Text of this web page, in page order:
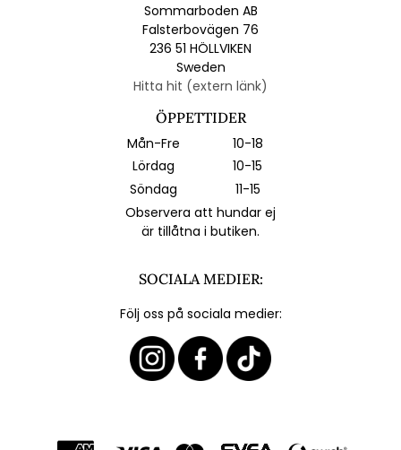
Sommarboden AB
Falsterbovägen 76
236 51 HÖLLVIKEN
Sweden
Hitta hit (extern länk)
ÖPPETTIDER
Mån-Fre
10-18
Lördag
10-15
Söndag
11-15
Observera att hundar ej
är tillåtna i butiken.
SOCIALA MEDIER:
Följ oss på sociala medier: